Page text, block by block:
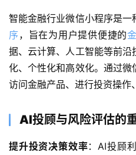
智能金融行业微信小程序是一
序，旨在为用户提供便捷的
据、云计算、人工智能等前
化、个性化和高效化。通过
访问金融产品、进行投资操作
AI投顾与风险评估的
提升投资决策效率：AI投顾